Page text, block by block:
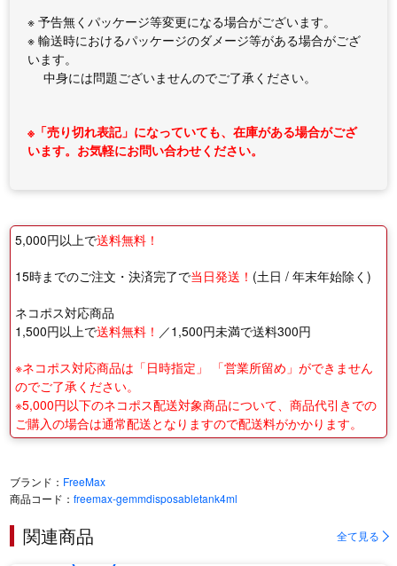
※ 予告無くパッケージ等変更になる場合がございます。
※ 輸送時におけるパッケージのダメージ等がある場合がござ
います。
中身には問題ございませんのでご了承ください。
※「売り切れ表記」になっていても、在庫がある場合がござ
います。お気軽にお問い合わせください。
5,000円以上で送料無料！
15時までのご注文・決済完了で当日発送！ (土日 / 年末年始除く)
ネコポス対応商品
1,500円以上で送料無料！ ／1,500円未満で送料300円
※ネコポス対応商品は「日時指定」 「営業所留め」ができません
のでご了承ください。
※5,000円以下のネコポス配送対象商品について、商品代引きでの
ご購入の場合は通常配送となりますので配送料がかかります。
ブランド： FreeMax
商品コード：freemax-gemmdisposabletank4ml
関連商品 全て見る